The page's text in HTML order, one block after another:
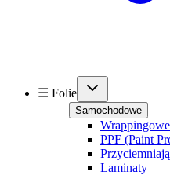
☰ Folie
Samochodowe
Wrappingowe
PPF (Paint
Laminaty